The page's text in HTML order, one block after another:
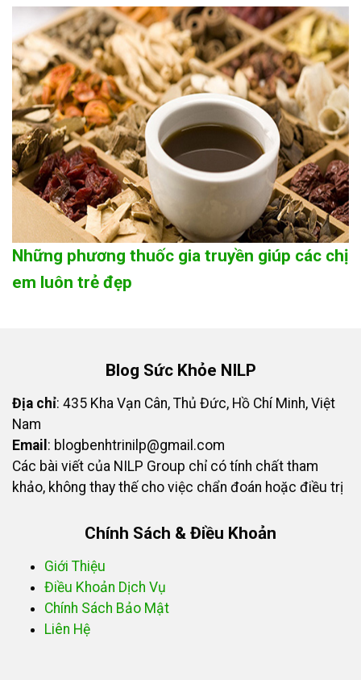
Những phương thuốc gia truyền giúp các chị
em luôn trẻ đẹp
Blog Sức Khỏe NILP
Địa chỉ: 435 Kha Vạn Cân, Thủ Đức, Hồ Chí Minh, Việt
Nam
Email : blogbenhtrinilp@gmail.com
Các bài viết của NILP Group chỉ có tính chất tham
khảo, không thay thế cho việc chẩn đoán hoặc điều trị
Chính Sách & Điều Khoản
Giới Thiệu
Điều Khoản Dịch Vụ
Chính Sách Bảo Mật
Liên Hệ